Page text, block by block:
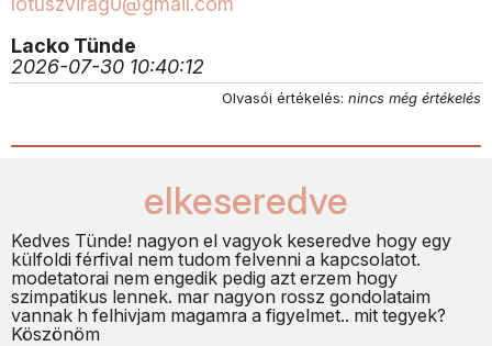
Lacko Tünde
2026-07-30 10:40:12
Olvasói értékelés: nincs még értékelés
elkeseredve
Kedves Tünde! nagyon el vagyok keseredve hogy egy
külfoldi férfival nem tudom felvenni a kapcsolatot.
modetatorai nem engedik pedig azt erzem hogy
szimpatikus lennek. mar nagyon rossz gondolataim
vannak h felhivjam magamra a figyelmet.. mit tegyek?
Köszönöm